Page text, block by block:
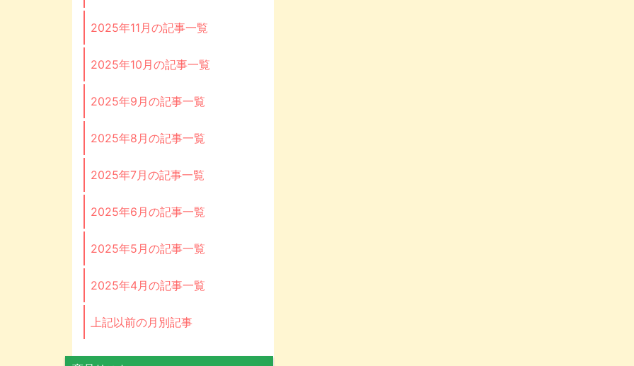
2025年11月の記事一覧
2025年10月の記事一覧
2025年9月の記事一覧
2025年8月の記事一覧
2025年7月の記事一覧
2025年6月の記事一覧
2025年5月の記事一覧
2025年4月の記事一覧
上記以前の月別記事